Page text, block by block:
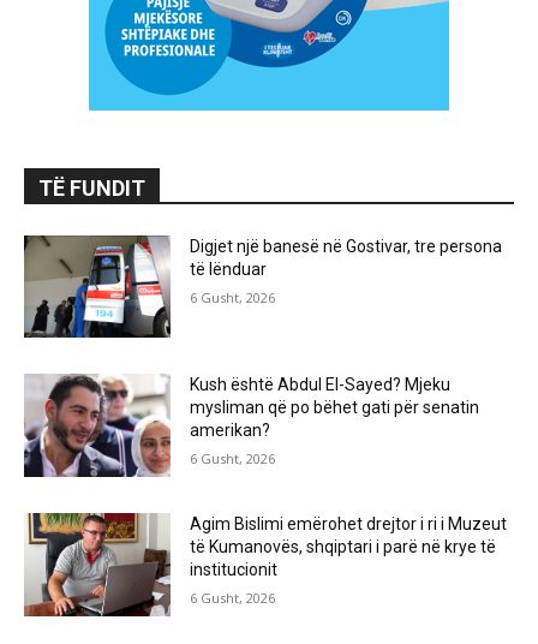
TË FUNDIT
Digjet një banesë në Gostivar, tre persona
të lënduar
6 Gusht, 2026
Kush është Abdul El-Sayed? Mjeku
mysliman që po bëhet gati për senatin
amerikan?
6 Gusht, 2026
Agim Bislimi emërohet drejtor i ri i Muzeut
të Kumanovës, shqiptari i parë në krye të
institucionit
6 Gusht, 2026